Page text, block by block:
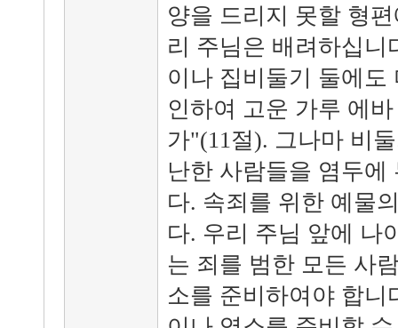
양을 드리지 못할 형
리 주님은 배려하십
이나 집비둘기 둘에도
인하여 고운 가루 에
가"(11절). 그나마 비
난한 사람들을 염두
다. 속죄를 위한 예물
다. 우리 주님 앞에 나
는 죄를 범한 모든 사
소를 준비하여야 합니